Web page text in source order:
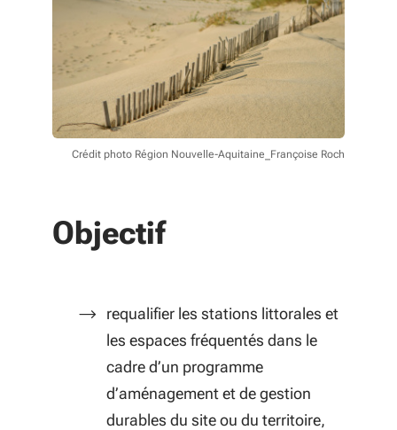
Crédit photo Région Nouvelle-Aquitaine_Françoise Roch
Objectif
requalifier les stations littorales et
les espaces fréquentés dans le
cadre d’un programme
d’aménagement et de gestion
durables du site ou du territoire,